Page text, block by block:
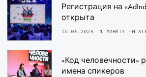
Регистрация на
открыта
10.06.2026 1 МИНУТУ
«Код человечности»
имена спикеров